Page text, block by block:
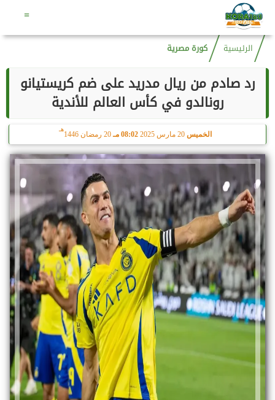
=
الرئيسية كورة مصرية
رد صادم من ريال مدريد على ضم كريستيانو
رونالدو في كأس العالم للأندية
الخميس 20 مارس 2025 08:02 مـ 20 رمضان 1446
هـ